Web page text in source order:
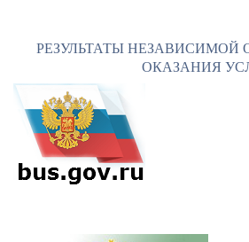
РЕЗУЛЬТАТЫ НЕЗАВИСИМОЙ
ОКАЗАНИЯ